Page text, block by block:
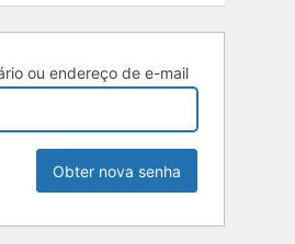
ou endereço de e-mail